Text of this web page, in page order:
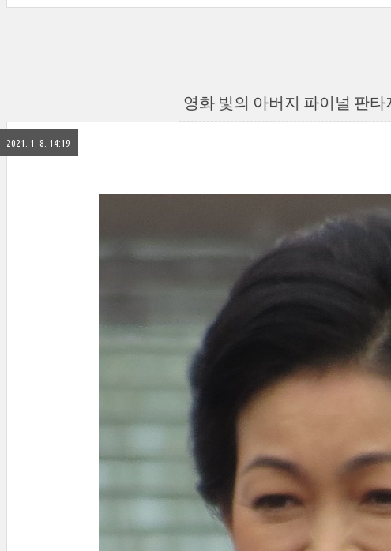
영화 빛의 아버지 파이널 판타
2021. 1. 8. 14:19